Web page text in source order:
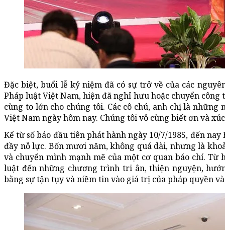
Đặc biệt, buổi lễ kỷ niệm đã có sự trở về của các
Pháp luật Việt Nam, hiện đã nghỉ hưu hoặc chuyển công
cùng to lớn cho chúng tôi. Các cô chú, anh chị là
Việt Nam ngày hôm nay. Chúng tôi vô cùng biết ơn và
Kể từ số báo đầu tiên phát hành ngày 10/7/1985, đến
đầy nỗ lực. Bốn mươi năm, không quá dài, nhưng là
và chuyển mình mạnh mẽ của một cơ quan báo chí.
luật đến những chương trình tri ân, thiện nguyện,
bằng sự tận tụy và niềm tin vào giá trị của pháp quyền